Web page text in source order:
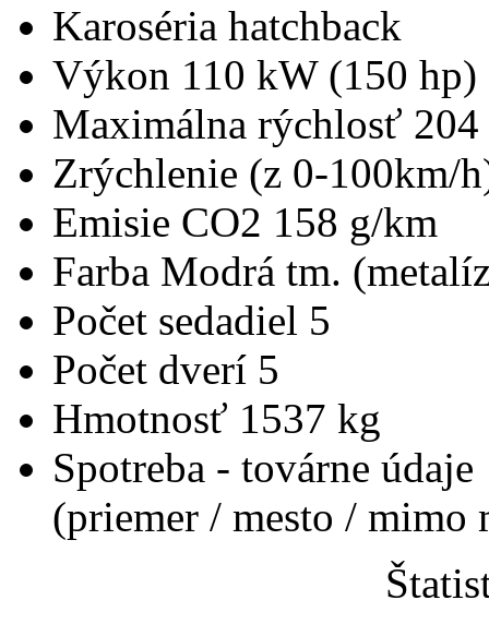
Karoséria hatchback
Výkon 110 kW (150 hp)
Maximálna rýchlosť
Zrýchlenie (z 0-100km/
Emisie CO2 158 g/km
Farba Modrá tm.
Počet sedadiel 5
Počet dverí 5
Hmotnosť 1537 kg
Spotreba - továrne údaje
(priemer / mesto / mimo